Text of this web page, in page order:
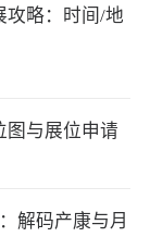
攻略：时间/地
图与展位申请
解码产康与月